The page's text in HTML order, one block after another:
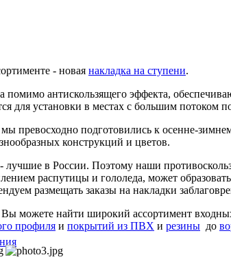
- новая накладка на ступени.
помимо антискользящего эффекта,
для установки в местах c большим потоком
превосходно подготовились к осенне-
конструкций и цветов.
в России. Поэтому наши
распутицы и гололеда, может
размещать заказы на накладки
можете найти широкий ассортимент
профиля и покрытий из ПВХ и резины до